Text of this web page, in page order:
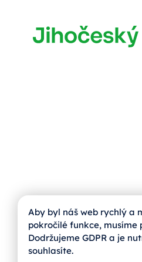
Aby byl náš web rychlý a
pokročilé funkce, musíme
Dodržujeme GDPR a je
souhlasíte.